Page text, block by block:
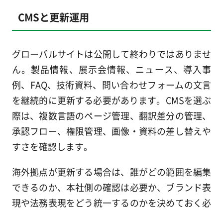
CMSと更新運用
グローバルサイトは公開して終わりではありませ
ん。製品情報、展示会情報、ニュース、導入事
例、FAQ、技術資料、問い合わせフォームの文言
を継続的に更新する必要があります。CMSを選ぶ
際は、複数言語のページ管理、翻訳差分の管理、
承認フロー、権限管理、画像・資料の差し替えや
すさを確認します。
海外拠点が更新する場合は、誰がどの範囲を編集
できるのか、本社側の確認は必要か、ブランド表
現や法務表現をどう統一するのかを決めておく必